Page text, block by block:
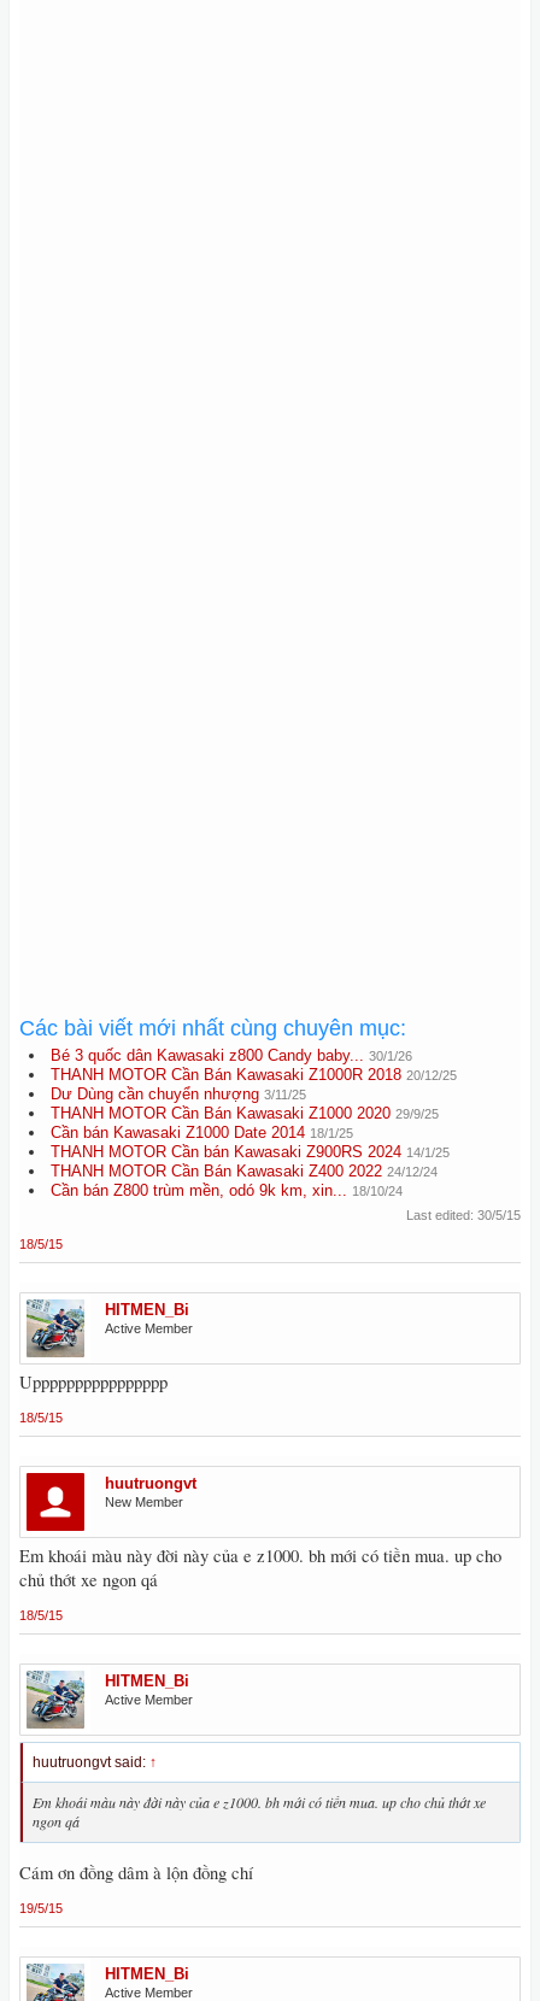
Các bài viết mới nhất cùng chuyên mục:
Bé 3 quốc dân Kawasaki z800 Candy baby... 30/1/26
THANH MOTOR Cần Bán Kawasaki Z1000R 2018 20/12/25
Dư Dùng cần chuyển nhượng 3/11/25
THANH MOTOR Cần Bán Kawasaki Z1000 2020 29/9/25
Cần bán Kawasaki Z1000 Date 2014 18/1/25
THANH MOTOR Cần bán Kawasaki Z900RS 2024 14/1/25
THANH MOTOR Cần Bán Kawasaki Z400 2022 24/12/24
Cần bán Z800 trùm mền, odó 9k km, xin... 18/10/24
Last edited: 30/5/15
18/5/15
HITMEN_Bi
Active Member
Upppppppppppppppp
18/5/15
huutruongvt
New Member
Em khoái màu này đời này của e z1000. bh mới có tiền mua. up cho
chủ thớt xe ngon qá
18/5/15
HITMEN_Bi
Active Member
huutruongvt said: ↑
Em khoái màu này đời này của e z1000. bh mới có tiền mua. up cho chủ thớt xe
ngon qá
Cám ơn đồng dâm à lộn đồng chí
19/5/15
HITMEN_Bi
Active Member